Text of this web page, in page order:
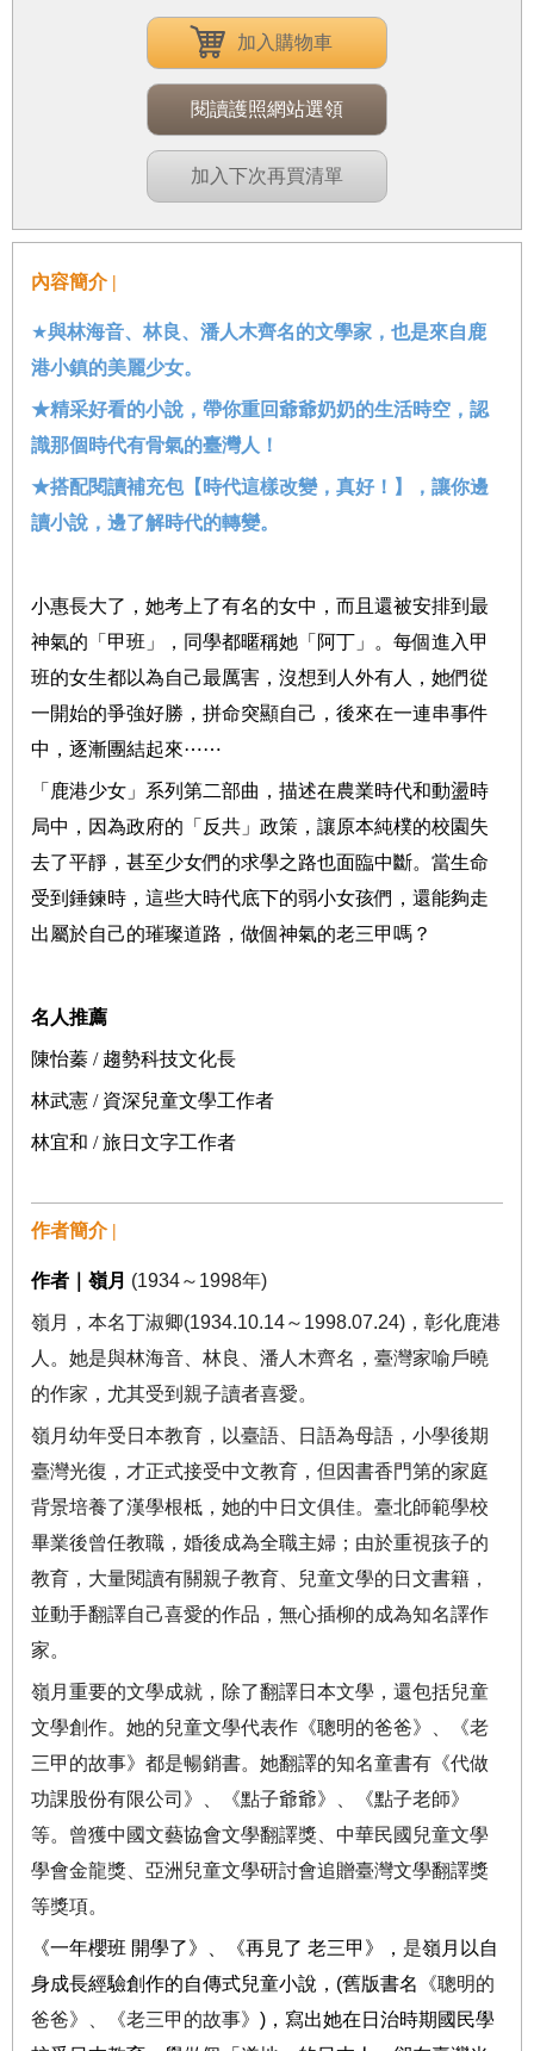
加入購物車
閱讀護照網站選領
加入下次再買清單
內容簡介 |
★與林海音、林良、潘人木齊名的文學家，也是來自鹿
港小鎮的美麗少女。
★精采好看的小說，帶你重回爺爺奶奶的生活時空，認
識那個時代有骨氣的臺灣人！
★搭配閱讀補充包 【 時代這樣改變，真好！ 】
，讓你邊
讀小說，邊了解時代的轉變。
小惠長大了，她考上了有名的女中，而且還被安排到最
神氣的「甲班」，同學都暱稱她「阿丁」。每個進入甲
班的女生都以為自己最厲害，沒想到人外有人，她們從
一開始的爭強好勝，拼命突顯自己，後來在一連串事件
中，逐漸團結起來⋯⋯
「鹿港少女」系列第二部曲，描述在農業時代和動盪時
局中，因為政府的「反共」政策，讓原本純樸的校園失
去了平靜，甚至少女們的求學之路也面臨中斷。當生命
受到錘鍊時，這些大時代底下的弱小女孩們，還能夠走
出屬於自己的璀璨道路，做個神氣的老三甲嗎？
名人推薦
陳怡蓁 / 趨勢科技文化長
林武憲 / 資深兒童文學工作者
林宜和 / 旅日文字工作者
作者簡介 |
作者 嶺月 (1934～ 1998年)
嶺月，本名丁淑卿(1934.10.14～ 1998.07.24) ，彰化鹿港
人。她是與林海音、林良、潘人木齊名，臺灣家喻戶曉
的作家，尤其受到親子讀者喜愛。
嶺月幼年受日本教育，以臺語、日語為母語，小學後期
臺灣光復，才正式接受中文教育，但因書香門第的家庭
背景培養了漢學根柢，她的中日文俱佳。臺北師範學校
畢業後曾任教職，婚後成為全職主婦；由於重視孩子的
教育，大量閱讀有關親子教育、兒童文學的日文書籍，
並動手翻譯自己喜愛的作品，無心插柳的成為知名譯作
家。
嶺月重要的文學成就，除了翻譯日本文學，還包括兒童
文學創作。她的兒童文學代表作《聰明的爸爸》、《老
三甲的故事》都是暢銷書。她翻譯的知名童書有《代做
功課股份有限公司》、《點子爺爺》、《點子老師》
等。曾獲中國文藝協會文學翻譯獎、中華民國兒童文學
學會金龍獎、亞洲兒童文學研討會追贈臺灣文學翻譯獎
等獎項。
《一年櫻班 開學了》、《再見了 老三甲》， 是嶺月以自
身成長經驗創作的自傳式兒童小說， (舊版書名
《聰明的
爸爸》、《老三甲的故事》 ) ，寫出她在日治時期國民學